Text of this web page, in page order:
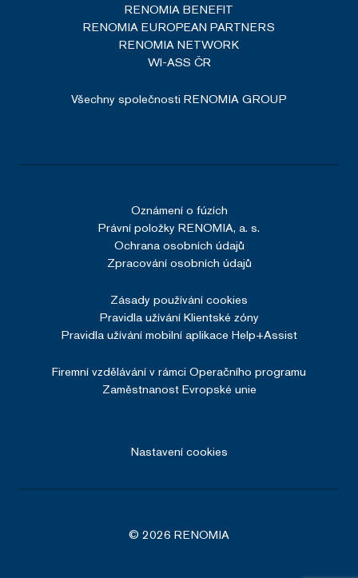
RENOMIA BENEFIT
RENOMIA EUROPEAN PARTNERS
RENOMIA NETWORK
WI-ASS ČR
Všechny společnosti RENOMIA GROUP
Oznámení o fúzích
Právní položky RENOMIA, a. s.
Ochrana osobních údajů
Zpracování osobních údajů
Zásady používání cookies
Pravidla užívání Klientské zóny
Pravidla užívání mobilní aplikace Help+Assist
Firemní vzdělávání v rámci Operačního programu
Zaměstnanost Evropské unie
Nastavení cookies
© 2026 RENOMIA